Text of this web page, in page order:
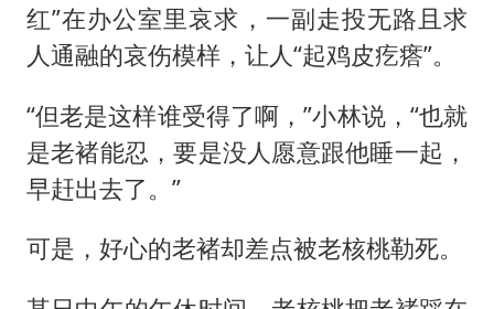
红”在办公室里哀求，一副走投无路且求
人通融的哀伤模样，让人“起鸡皮疙瘩”。
“但老是这样谁受得了啊，”小林说，“也就
是老褚能忍，要是没人愿意跟他睡一起，
早赶出去了。”
可是，好心的老褚却差点被老核桃勒死。